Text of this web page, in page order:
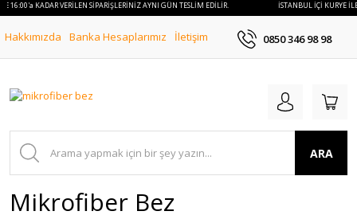
16:00'a KADAR VERİLEN SİPARİŞLERİNİZ AYNI GÜN TESLİM EDİLİR. İSTANBUL İÇİ KURYE
Hakkımızda Banka Hesaplarımız İletişim 0850 346 98 98
ARA
Mikrofiber Bez